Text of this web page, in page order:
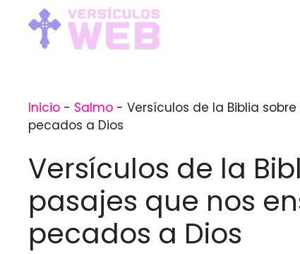
content
Inicio - Salmo - Versículos de la Biblia
pecados a Dios
Versículos de la
pasajes que nos
pecados a Dios